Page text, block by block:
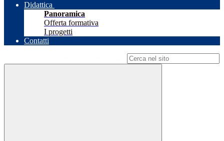
Didattica
Panoramica
Offerta formativa
I progetti
Contatti